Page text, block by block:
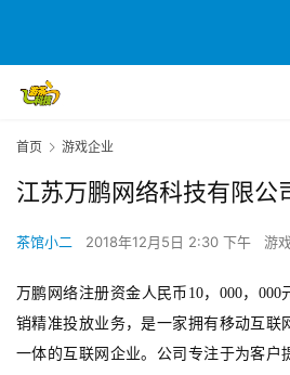
页
茶
原
首页 游戏企业
江苏万鹏网络科技有限公
茶馆小二 2018年12月5日 2:30 下午 游
万鹏 网络注册资金人民币 10，000，000
销精准投放业务，是一家拥有移动互联
一体的互联网企业。公司专注于为客户